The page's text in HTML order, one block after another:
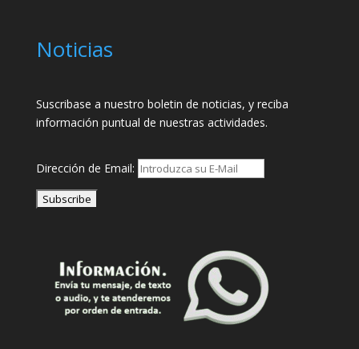
Noticias
Suscribase a nuestro boletin de noticias, y reciba
información puntual de nuestras actividades.
Dirección de Email: